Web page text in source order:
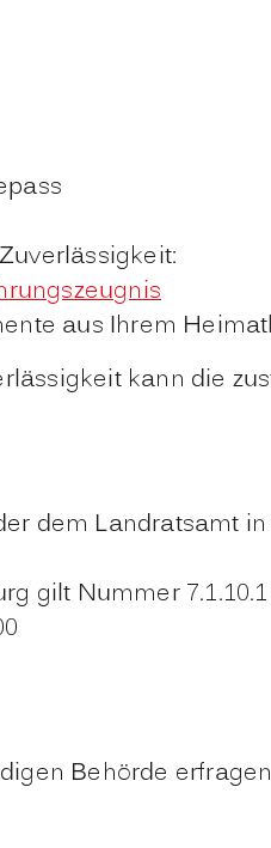
aus Ihrem
kann die
dem Landratsamt
gilt Nummer
Behörde